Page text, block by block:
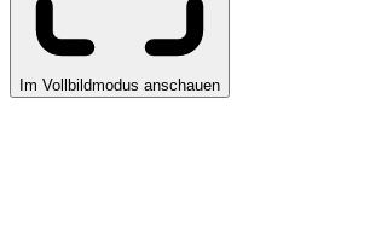
Im Vollbildmodus anschauen